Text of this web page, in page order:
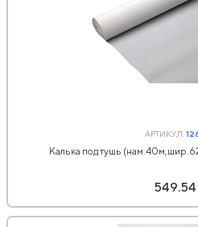
АРТИКУЛ:
Калька под тушь